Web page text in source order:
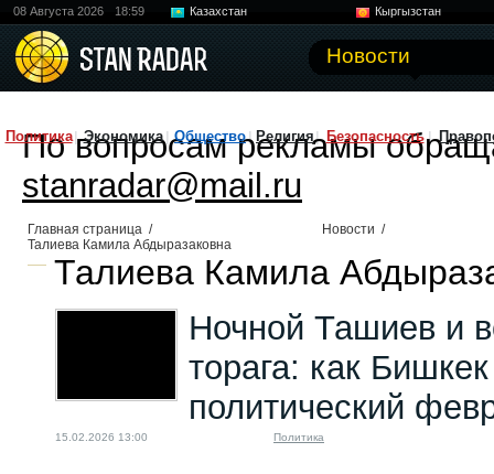
08 Августа 2026 18:59 Казахстан
Кыргызстан
Новости
Политика Экономика Общество Религия Безопасность
По вопросам рекламы
stanradar@mail.ru
Главная страница / Новости /
Талиева Камила Абдыразаковна
Талиева Камила
Ночной Ташиев и
торага: как
политический
15.02.2026 13:00 Политика